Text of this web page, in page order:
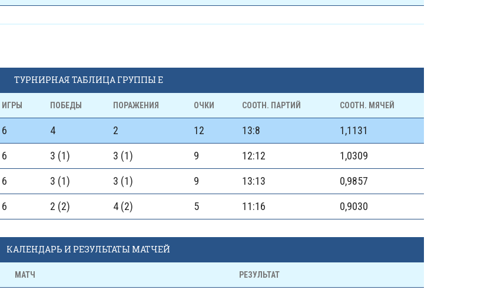
ТУРНИРНАЯ ТАБЛИЦА ГРУППЫ Е
ИГРЫ ПОБЕДЫ ПОРАЖЕНИЯ ОЧКИ СООТН. ПАРТИЙ СООТН. МЯЧЕЙ
6 4 2 12 13:8 1,1131
6 3 (1) 3 (1) 9 12:12 1,0309
6 3 (1) 3 (1) 9 13:13 0,9857
6 2 (2) 4 (2) 5 11:16 0,9030
КАЛЕНДАРЬ И РЕЗУЛЬТАТЫ МАТЧЕЙ
МАТЧ РЕЗУЛЬТАТ